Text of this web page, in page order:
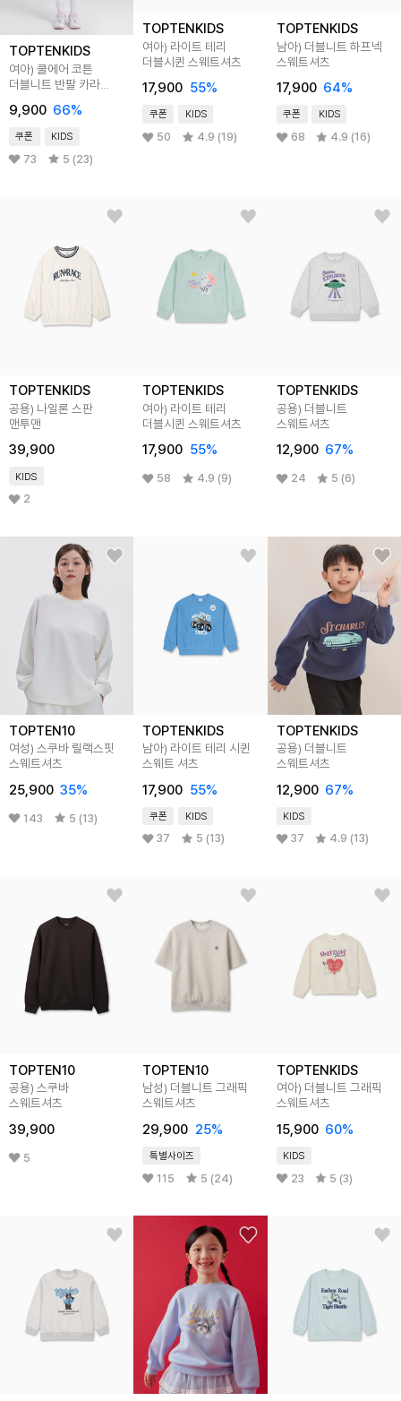
TOPTENKIDS
여아) 쿨에어 코튼
더블니트 반팔 카라
9,900 66%
쿠폰 KIDS
73 5 (23)
TOPTENKIDS
여아) 라이트 테리
더블시퀸 스웨트셔츠
17,900 55%
쿠폰 KIDS
50 4.9 (19)
TOPTENKIDS
남아) 더블니트 하프넥
스웨트셔츠
17,900 64%
쿠폰 KIDS
68 4.9 (16)
TOPTENKIDS
공용) 나일론 스판
맨투맨
39,900
KIDS
2
TOPTENKIDS
여아) 라이트 테리
더블시퀸 스웨트셔츠
17,900 55%
58 4.9 (9)
TOPTENKIDS
공용) 더블니트
스웨트셔츠
12,900 67%
24 5 (6)
TOPTEN10
여성) 스쿠바 릴랙스핏
스웨트셔츠
25,900 35%
143 5 (13)
TOPTENKIDS
남아) 라이트 테리 시퀸
스웨트 셔츠
17,900 55%
쿠폰 KIDS
37 5 (13)
TOPTENKIDS
공용) 더블니트
스웨트셔츠
12,900 67%
KIDS
37 4.9 (13)
TOPTEN10
공용) 스쿠바
스웨트셔츠
39,900
5
TOPTEN10
남성) 더블니트 그래픽
스웨트셔츠
29,900 25%
특별사이즈
115 5 (24)
TOPTENKIDS
여아) 더블니트 그래픽
스웨트셔츠
15,900 60%
KIDS
23 5 (3)